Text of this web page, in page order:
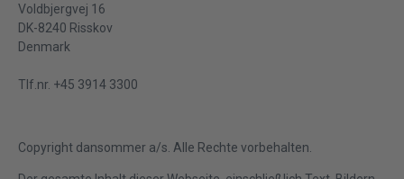
Voldbjergvej 16
DK-8240 Risskov
Denmark
Tlf.nr. +45 3914 3300
Copyright dansommer a/s. Alle Rechte vorbehalten.